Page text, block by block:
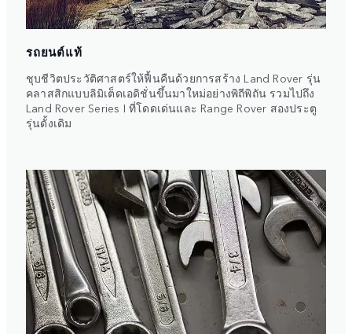
รถยนต์แท้
ชุบชีวิตประวัติศาสตร์ให้ฟื้นคืนด้วยการสร้าง Land Rover รุ่น
คลาสสิกแบบลิมิเต็ดเอดิชั่นขึ้นมาใหม่อย่างพิถีพิถัน รวมไปถึง
Land Rover Series I ที่โดดเด่นและ Range Rover สองประตู
รุ่นดั้งเดิม